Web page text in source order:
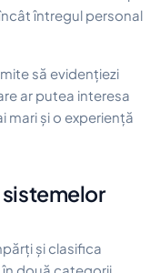
întregul personal
să evidențiezi
ar putea interesa
mari și o experiență
și clasifica